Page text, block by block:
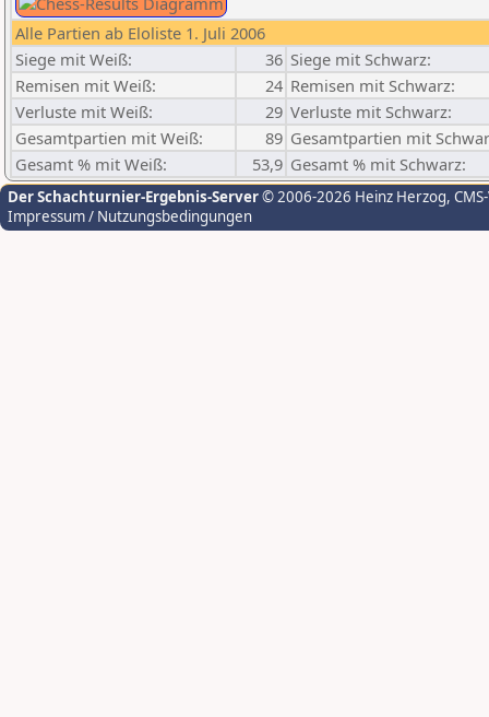
Alle Partien ab Eloliste 1. Juli 2006
Siege mit Weiß:
36 Siege mit Schwarz:
Remisen mit Weiß:
24 Remisen mit Schwarz:
Verluste mit Weiß:
29 Verluste mit Schwarz:
Gesamtpartien mit Weiß:
89 Gesamtpartien mit
Gesamt % mit Weiß:
53,9 Gesamt % mit Schwarz:
Der Schachturnier-Ergebnis-Server© 2006-2026 Heinz Herzog,
Impressum / Nutzungsbedingungen